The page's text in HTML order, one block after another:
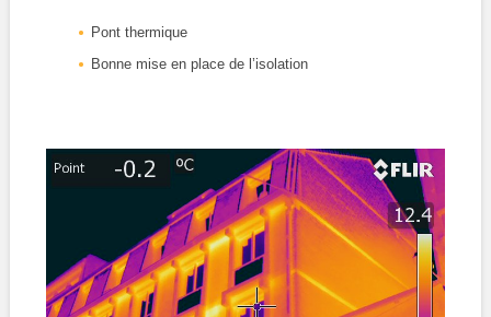
Pont thermique
Bonne mise en place de l’isolation